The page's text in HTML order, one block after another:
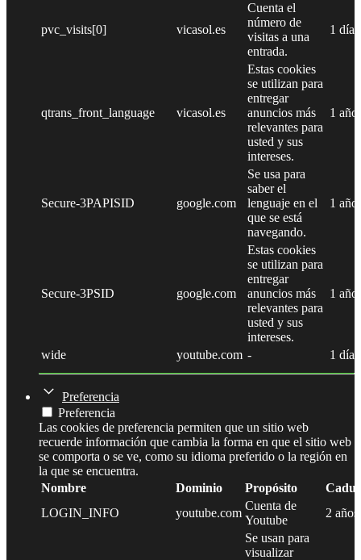
pvc_visits[0] vicasol.es
Cuenta el
número de
visitas a una
entrada.
1 día
qtrans_front_language vicasol.es
Estas cookies
se utilizan para
entregar
anuncios más
relevantes para
usted y sus
intereses.
1 año
Secure-3PAPISID google.com
Se usa para
saber el
lenguaje en el
que se está
navegando.
1 año
Secure-3PSID google.com
Estas cookies
se utilizan para
entregar
anuncios más
relevantes para
usted y sus
intereses.
1 año
wide youtube.com - 1 día
Preferencia
Preferencia
Las cookies de preferencia permiten que un sitio web
recuerde información que cambia la forma en que el sitio web
se comporta o se ve, como su idioma preferido o la región en
la que se encuentra.
Nombre
Dominio Propósito
LOGIN_INFO
youtube.com
Cuenta de
Youtube
2 años
Se usan para
visualizar